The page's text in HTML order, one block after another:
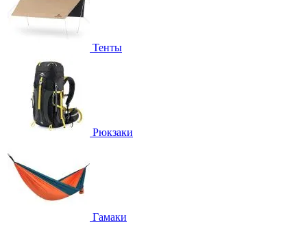
Тенты
Рюкзаки
Гамаки